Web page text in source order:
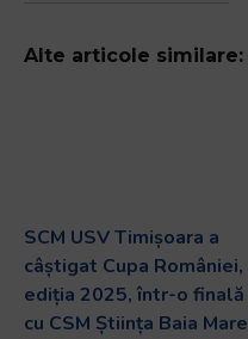
Alte articole similare:
SCM USV Timișoara a
câștigat Cupa României,
ediția 2025, într-o finală
cu CSM Știința Baia Mare